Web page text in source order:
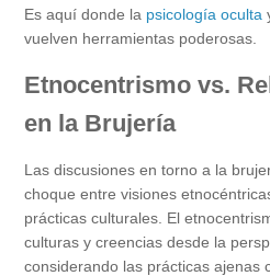
Es aquí donde la psicología oculta
vuelven herramientas poderosas.
Etnocentrismo vs.
en la Brujería
Las discusiones en torno a la
choque entre visiones
prácticas culturales. El
culturas y creencias desde la
considerando las prácticas ajenas